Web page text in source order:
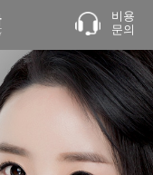
비용
문의